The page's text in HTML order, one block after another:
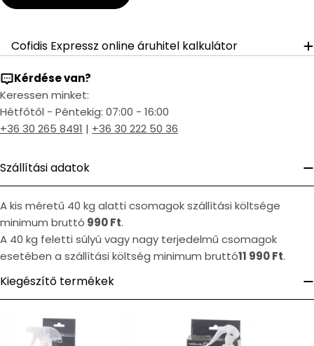
Cofidis Expressz online áruhitel kalkulátor
Kérdése van?
Keressen minket:
Hétfőtől - Péntekig: 07:00 - 16:00
+36 30 265 8491 | +36 30 222 50 36
Szállítási adatok
A kis méretű 40 kg alatti csomagok szállítási költsége
minimum bruttó 990 Ft.
A 40 kg feletti súlyú vagy nagy terjedelmű csomagok
esetében a szállítási költség minimum bruttó11 990 Ft.
Kiegészítő termékek